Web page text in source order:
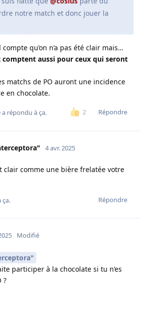
notre match et donc jouer la
qu’on n’a pas été clair mais…
comptent aussi pour ceux qui seront
matchs de PO auront une incidence
en chocolate.
2 Répondre
a répondu à ça.
4 avr. 2025
clair comme une bière frelatée votre
Répondre
ça.
Modifié
participer à la chocolate si tu n’es
?